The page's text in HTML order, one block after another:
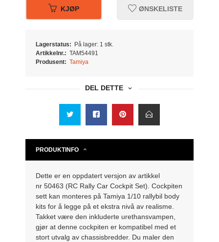
KJØP ØNSKELISTE
Lagerstatus:
På lager: 1 stk.
Artikkelnr.: TAM54491
Produsent: Tamiya
DEL DETTE
PRODUKTINFO
Dette er en oppdatert versjon av artikkel
nr 50463 (RC Rally Car Cockpit Set). Cockpiten
sett kan monteres på Tamiya 1/10 rallybil body
kits for å legge på et ekstra nivå av realisme.
Takket være den inkluderte urethansvampen,
gjør at denne cockpiten er kompatibel med et
stort utvalg av chassisbredder. Du maler den